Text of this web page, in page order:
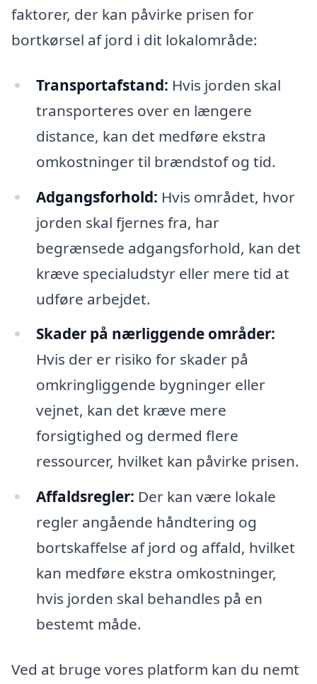
faktorer, der kan påvirke prisen for
bortkørsel af jord i dit lokalområde:
Transportafstand: Hvis jorden skal
transporteres over en længere
distance, kan det medføre ekstra
omkostninger til brændstof og tid.
Adgangsforhold: Hvis området, hvor
jorden skal fjernes fra, har
begrænsede adgangsforhold, kan det
kræve specialudstyr eller mere tid at
udføre arbejdet.
Skader på nærliggende områder:
Hvis der er risiko for skader på
omkringliggende bygninger eller
vejnet, kan det kræve mere
forsigtighed og dermed flere
ressourcer, hvilket kan påvirke prisen.
Affaldsregler: Der kan være lokale
regler angående håndtering og
bortskaffelse af jord og affald, hvilket
kan medføre ekstra omkostninger,
hvis jorden skal behandles på en
bestemt måde.
Ved at bruge vores platform kan du nemt